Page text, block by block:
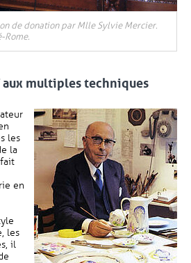
de donation par Mlle Sylvie Mercier.
Rome.
multiples techniques
les
la
en
les
il